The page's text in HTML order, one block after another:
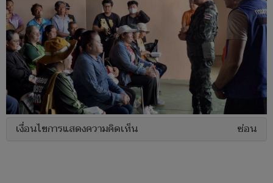
เงื่อนไขการแสดงความคิดเห็น ซ่อน